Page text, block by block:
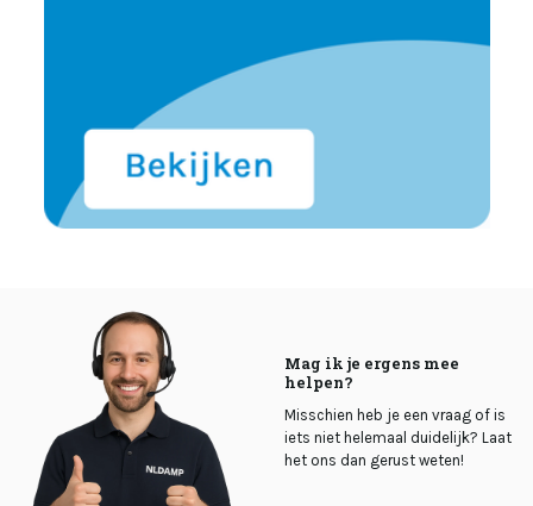
Mag ik je ergens mee
helpen?
Misschien heb je een vraag of is
iets niet helemaal duidelijk? Laat
het ons dan gerust weten!